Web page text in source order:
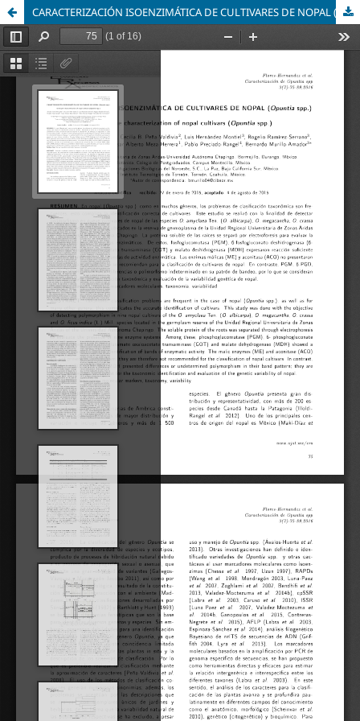
CARACTERIZACIÓN ISOENZIMÁTICA DE CULTIVARES DE NOPAL (Opuntia spp.)